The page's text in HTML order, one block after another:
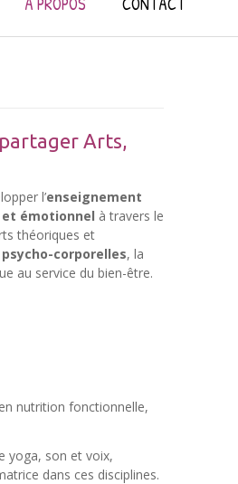
Arts,
l’enseignement
émotionnel à travers le
théoriques et
corporelles, la
au service du bien-être.
nutrition fonctionnelle,
yoga, son et voix,
dans ces disciplines.